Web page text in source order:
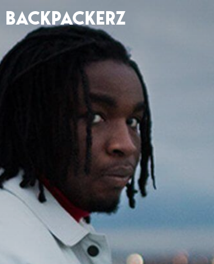
BACKPACKERZ
RADIO
Playlists
Podcasts
Mixes